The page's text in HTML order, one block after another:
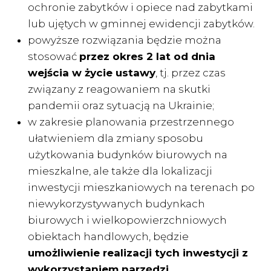
ochronie zabytków i opiece nad zabytkami
lub ujętych w gminnej ewidencji zabytków.
powyższe rozwiązania będzie można
stosować przez okres 2 lat od dnia
wejścia w życie ustawy, tj. przez czas
związany z reagowaniem na skutki
pandemii oraz sytuacją na Ukrainie;
w zakresie planowania przestrzennego
ułatwieniem dla zmiany sposobu
użytkowania budynków biurowych na
mieszkalne, ale także dla lokalizacji
inwestycji mieszkaniowych na terenach po
niewykorzystywanych budynkach
biurowych i wielkopowierzchniowych
obiektach handlowych, będzie
umożliwienie realizacji tych inwestycji z